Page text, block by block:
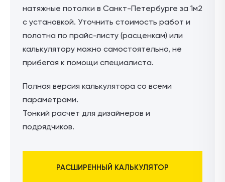
натяжные потолки в Санкт-Петербурге за 1м2
с установкой. Уточнить стоимость работ и
полотна по прайс-листу (расценкам) или
калькулятору можно самостоятельно, не
прибегая к помощи специалиста.
Полная версия калькулятора со всеми
параметрами.
Тонкий расчет для дизайнеров и
подрядчиков.
РАСШИРЕННЫЙ КАЛЬКУЛЯТОР